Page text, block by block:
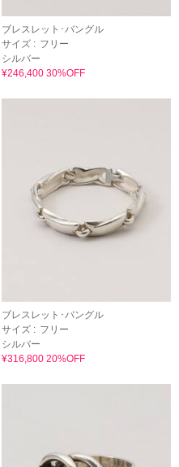
ブレスレット･バングル
サイズ : フリー
シルバー
¥246,400 30%OFF
ブレスレット･バングル
サイズ : フリー
シルバー
¥316,800 20%OFF